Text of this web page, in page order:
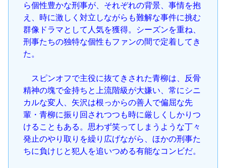
ら個性豊かな刑事が、それぞれの背景、事情を抱
え、時に激しく対立しながらも難解な事件に挑む
群像ドラマとして人気を獲得。シーズンを重ね、
刑事たちの独特な個性もファンの間で定着してき
た。
スピンオフで主役に抜てきされた青柳は、反骨
精神の塊で金持ちと上流階級が大嫌い、常にシニ
カルな変人、矢沢は根っからの善人で偏屈な先
輩・青柳に振り回されつつも時に厳しくしかりつ
けることもある。思わず笑ってしまうような丁々
発止のやり取りを繰り広げながら、ほかの刑事た
ちに負けじと犯人を追いつめる有能なコンビだ。